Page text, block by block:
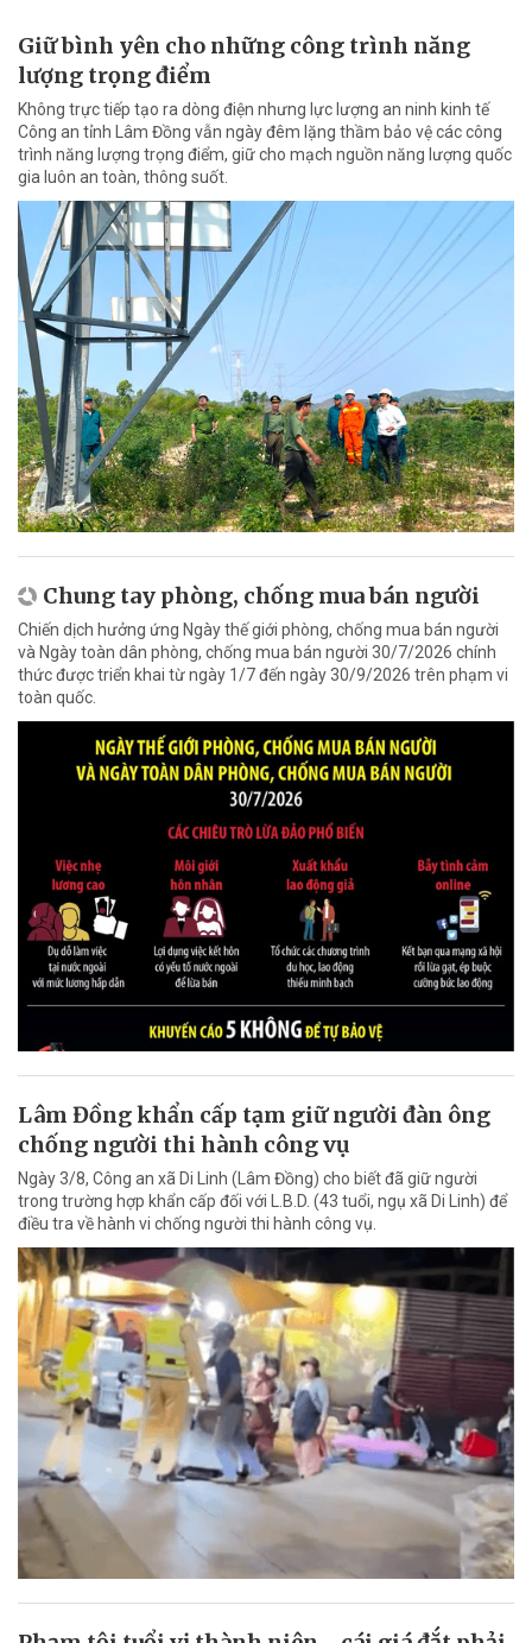
Giữ bình yên cho những công trình năng
lượng trọng điểm
Không trực tiếp tạo ra dòng điện nhưng lực lượng an ninh kinh tế
Công an tỉnh Lâm Đồng vẫn ngày đêm lặng thầm bảo vệ các công
trình năng lượng trọng điểm, giữ cho mạch nguồn năng lượng quốc
gia luôn an toàn, thông suốt.
Chung tay phòng, chống mua bán người
Chiến dịch hưởng ứng Ngày thế giới phòng, chống mua bán người
và Ngày toàn dân phòng, chống mua bán người 30/7/2026 chính
thức được triển khai từ ngày 1/7 đến ngày 30/9/2026 trên phạm vi
toàn quốc.
Lâm Đồng khẩn cấp tạm giữ người đàn ông
chống người thi hành công vụ
Ngày 3/8, Công an xã Di Linh (Lâm Đồng) cho biết đã giữ người
trong trường hợp khẩn cấp đối với L.B.D. (43 tuổi, ngụ xã Di Linh) để
điều tra về hành vi chống người thi hành công vụ.